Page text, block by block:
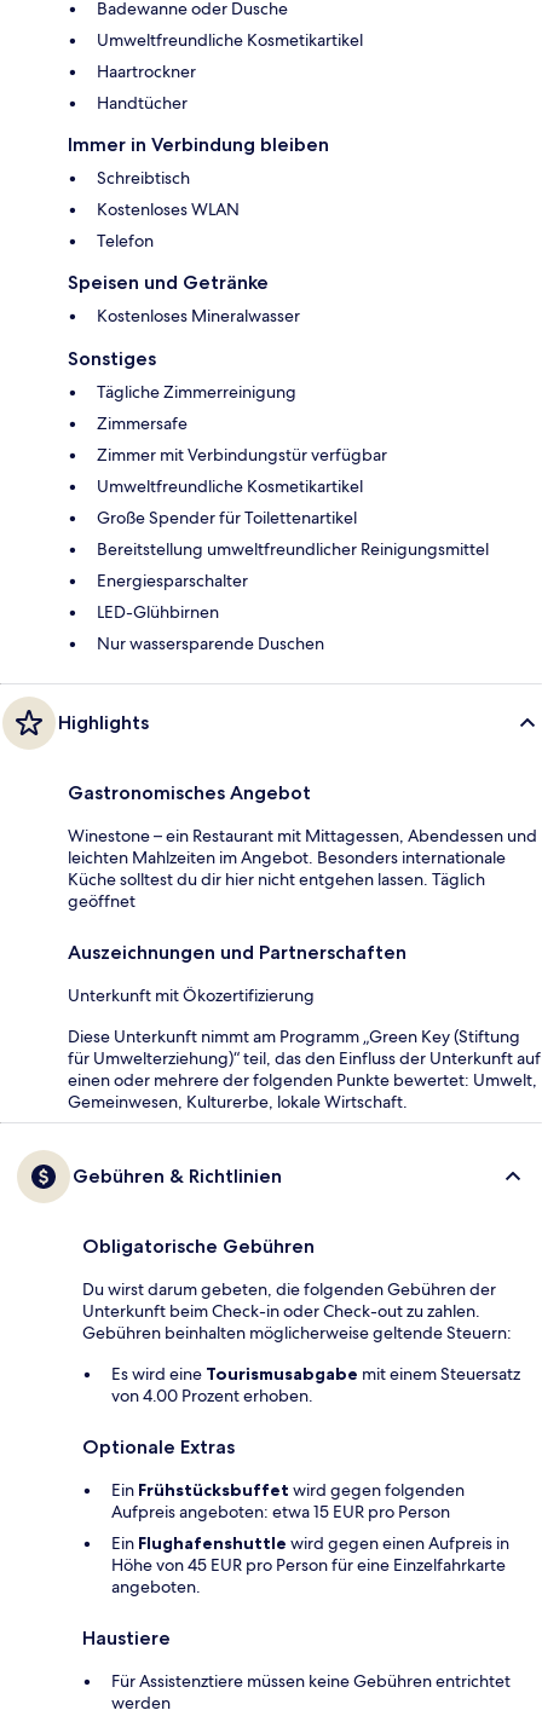
Badewanne oder Dusche
Umweltfreundliche Kosmetikartikel
Haartrockner
Handtücher
Immer in Verbindung bleiben
Schreibtisch
Kostenloses WLAN
Telefon
Speisen und Getränke
Kostenloses Mineralwasser
Sonstiges
Tägliche Zimmerreinigung
Zimmersafe
Zimmer mit Verbindungstür verfügbar
Umweltfreundliche Kosmetikartikel
Große Spender für Toilettenartikel
Bereitstellung umweltfreundlicher Reinigungsmittel
Energiesparschalter
LED-Glühbirnen
Nur wassersparende Duschen
Highlights
Gastronomisches Angebot
Winestone – ein Restaurant mit Mittagessen, Abendessen und
leichten Mahlzeiten im Angebot. Besonders internationale
Küche solltest du dir hier nicht entgehen lassen. Täglich
geöffnet
Auszeichnungen und Partnerschaften
Unterkunft mit Ökozertifizierung
Diese Unterkunft nimmt am Programm „Green Key (Stiftung
für Umwelterziehung)“ teil, das den Einfluss der Unterkunft auf
einen oder mehrere der folgenden Punkte bewertet: Umwelt,
Gemeinwesen, Kulturerbe, lokale Wirtschaft.
Gebühren & Richtlinien
Obligatorische Gebühren
Du wirst darum gebeten, die folgenden Gebühren der
Unterkunft beim Check-in oder Check-out zu zahlen.
Gebühren beinhalten möglicherweise geltende Steuern:
Es wird eine Tourismusabgabe mit einem Steuersatz
von 4.00 Prozent erhoben.
Optionale Extras
Ein Frühstücksbuffet wird gegen folgenden
Aufpreis angeboten: etwa 15 EUR pro Person
Ein Flughafenshuttle wird gegen einen Aufpreis in
Höhe von 45 EUR pro Person für eine Einzelfahrkarte
angeboten.
Haustiere
Für Assistenztiere müssen keine Gebühren entrichtet
werden